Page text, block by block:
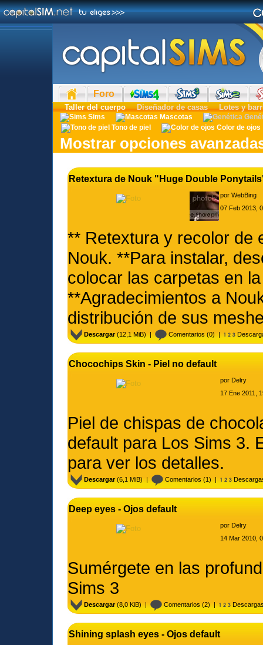
Foro
Taller del cuerpo Diseñador de casas Lotes y
Sims Mascotas
Tono de piel
Color de ojos
Mostrar opciones
Retextura de Nouk "Huge Double
por WebBing
07 Feb 2013,
** Retextura y recolor de
Nouk. **Para instalar,
colocar las carpetas en
**Agradecimientos a
distribución de sus
Descargar(12,1 MiB) | Comentarios (0) |
Chocochips Skin - Piel no default
por Delry
17 Ene 2011,
Piel de chispas de
default para Los Sims 3.
para ver los detalles.
Descargar(6,1 MiB) | Comentarios (1) |
Deep eyes - Ojos default
por Delry
14 Mar 2010,
Sumérgete en las
Sims 3
Descargar(8,0 KiB) | Comentarios (2) |
Shining splash eyes - Ojos default